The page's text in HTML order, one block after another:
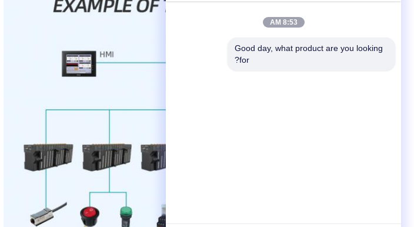
8:53 AM
Good day, what product are you looking
for?